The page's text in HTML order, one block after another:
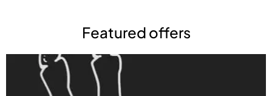
Featured offers